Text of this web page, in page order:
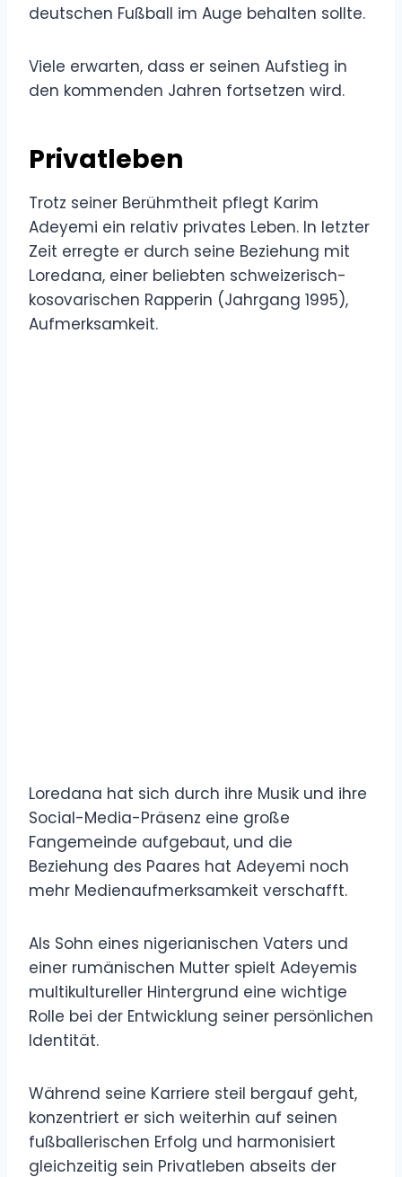
deutschen Fußball im Auge behalten sollte.
Viele erwarten, dass er seinen Aufstieg in
den kommenden Jahren fortsetzen wird.
Privatleben
Trotz seiner Berühmtheit pflegt Karim
Adeyemi ein relativ privates Leben. In letzter
Zeit erregte er durch seine Beziehung mit
Loredana, einer beliebten schweizerisch-
kosovarischen Rapperin (Jahrgang 1995),
Aufmerksamkeit.
Loredana hat sich durch ihre Musik und ihre
Social-Media-Präsenz eine große
Fangemeinde aufgebaut, und die
Beziehung des Paares hat Adeyemi noch
mehr Medienaufmerksamkeit verschafft.
Als Sohn eines nigerianischen Vaters und
einer rumänischen Mutter spielt Adeyemis
multikultureller Hintergrund eine wichtige
Rolle bei der Entwicklung seiner persönlichen
Identität.
Während seine Karriere steil bergauf geht,
konzentriert er sich weiterhin auf seinen
fußballerischen Erfolg und harmonisiert
gleichzeitig sein Privatleben abseits der